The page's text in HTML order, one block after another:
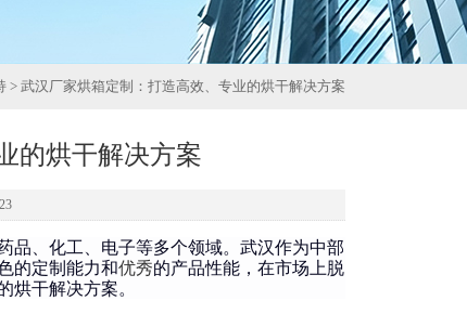
> 武汉厂家烘箱定制：打造高效、专业的烘干解决方案
的烘干解决方案
品、化工、电子等多个领域。武汉作为中部
的定制能力和优秀的产品性能，在市场上脱
烘干解决方案。